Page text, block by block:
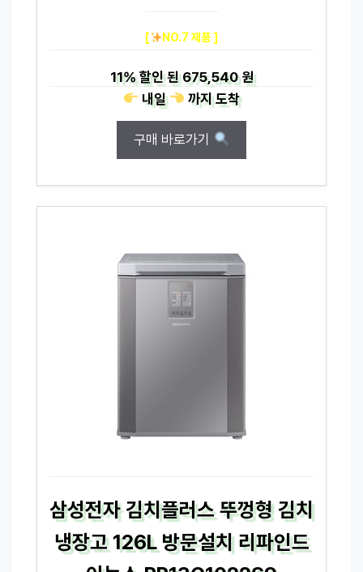
[ NO.7 제품 ]
11%할인 된675,540 원
내일
까지도착
구매 바로가기
삼성전자 김치플러스 뚜껑형 김치
냉장고 126L 방문설치 리파인드